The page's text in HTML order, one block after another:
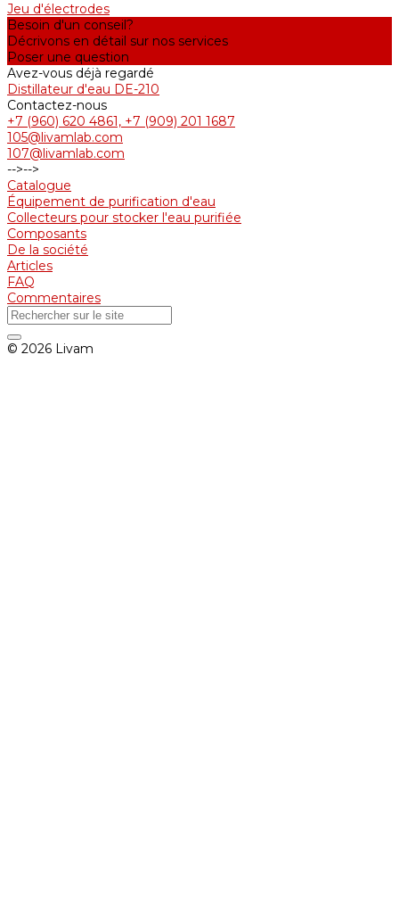
Jeu d'électrodes
Besoin d'un conseil?
Décrivons en détail sur nos services
Poser une question
Avez-vous déjà regardé
Distillateur d'eau DE-210
Contactez-nous
+7 (960) 620 4861, +7 (909) 201 1687
105@livamlab.com
107@livamlab.com
-->-->
Catalogue
Équipement de purification d'eau
Collecteurs pour stocker l'eau purifiée
Composants
De la société
Articles
FAQ
Commentaires
© 2026 Livam